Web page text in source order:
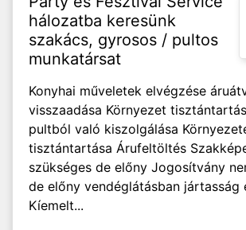
hálozatba keresünk
szakács, gyrosos / pultos
munkatársat
Konyhai műveletek elvégzése
visszaadása Környezet
pultból való kiszolgálása
tisztántartása Árufeltöltés
szükséges de előny Jogosítvány
de előny vendéglátásban jártasság
Kíemelt...